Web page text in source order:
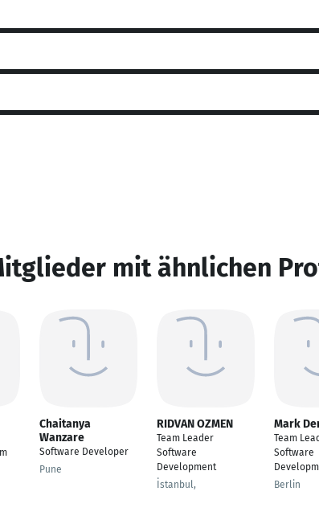
mit ähnlichen
Chaitanya
Wanzare
Software Developer
Pune
RIDVAN OZMEN
Team Leader
Software
Development
İstanbul,
Mark
Team
Software
Berlin